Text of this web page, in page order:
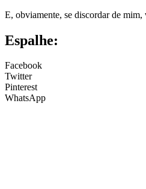
E, obviamente, se discordar de mim,
Espalhe:
Facebook
Twitter
Pinterest
WhatsApp